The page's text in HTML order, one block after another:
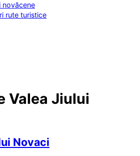
novăcene
rute turistice
Valea Jiului
Novaci